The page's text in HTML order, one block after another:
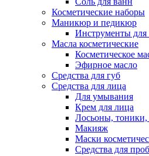
Косметические наборы
Маникюр и педикюр
Инструменты
Масла косметические
Косметическое
Эфирное масло
Средства для губ
Средства для лица
Для умывания
Крем для лица
Лосьоны, тоники,
Макияж
Маски
Средства для